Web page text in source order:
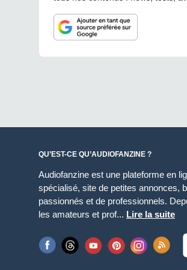
QU’EST-CE QU’AUDIOFANZINE ?
Audiofanzine est une plateforme en
spécialisé, site de petites annonces,
passionnés et de professionnels.
les amateurs et prof... Lire la suite